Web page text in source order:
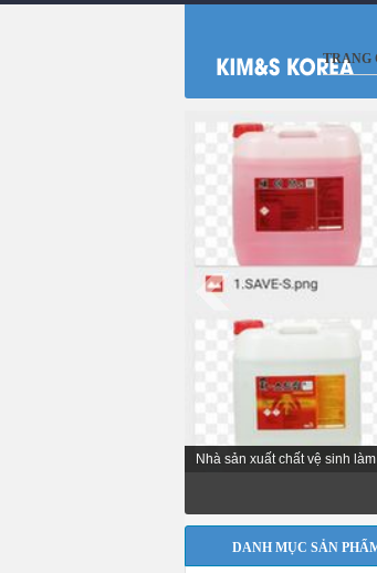
TRANG
Nhà sản xuất chất vệ sinh
DANH MỤC SẢN